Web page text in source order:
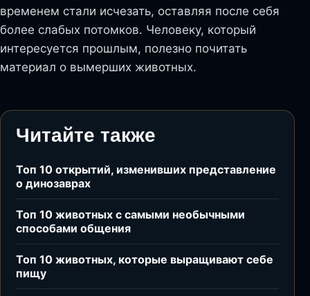
временем стали исчезать, оставляя после себя
более слабых потомков. Человеку, который
интересуется прошлым, полезно почитать
материал о вымерших животных.
Читайте также
Топ 10 открытий, изменивших представление
о динозаврах
Топ 10 животных с самыми необычными
способами общения
Топ 10 животных, которые выращивают себе
пищу